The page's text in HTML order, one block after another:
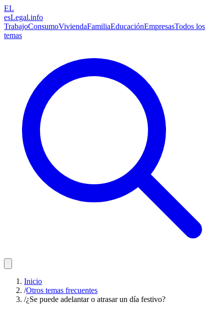
EL
esLegal.info
TrabajoConsumoViviendaFamiliaEducaciónEmpresasTodos los
temas
Inicio
/Otros temas frecuentes
/¿Se puede adelantar o atrasar un día festivo?